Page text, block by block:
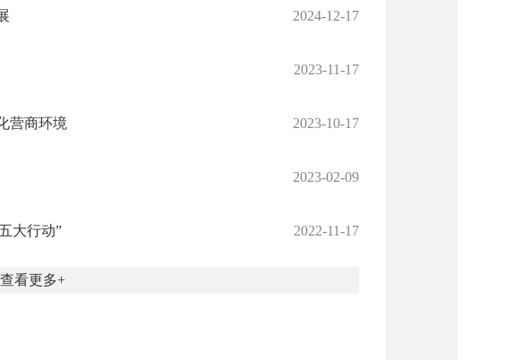
2024-12-17
2023-11-17
2023-10-17
营商环境
2023-02-09
2022-11-17
大行动”
查看更多